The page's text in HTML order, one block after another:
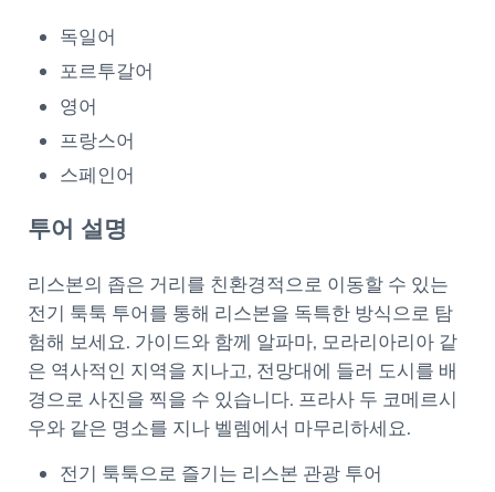
독일어
포르투갈어
영어
프랑스어
스페인어
투어 설명
리스본의 좁은 거리를 친환경적으로 이동할 수 있는
전기 툭툭 투어를 통해 리스본을 독특한 방식으로 탐
험해 보세요. 가이드와 함께 알파마, 모라리아리아 같
은 역사적인 지역을 지나고, 전망대에 들러 도시를 배
경으로 사진을 찍을 수 있습니다. 프라사 두 코메르시
우와 같은 명소를 지나 벨렘에서 마무리하세요.
전기 툭툭으로 즐기는 리스본 관광 투어